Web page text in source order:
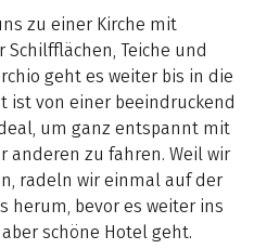
zu einer Kirche mit
Teiche und
geht es weiter bis in die
ist von einer beeindruckend
um ganz entspannt mit
anderen zu fahren. Weil wir
radeln wir einmal auf der
herum, bevor es weiter ins
schöne Hotel geht.